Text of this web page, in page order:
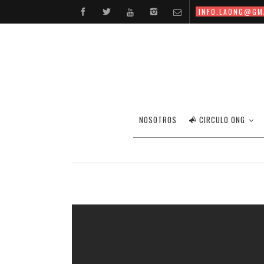
NOSOTROS CIRCULO ONG